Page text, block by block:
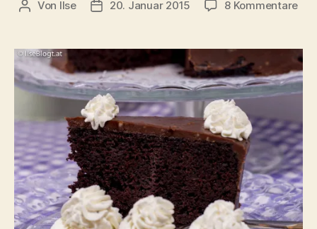
Beitragsautor
Von Ilse Beitragsdatum
20. Januar 2015 8 Kommentarezu